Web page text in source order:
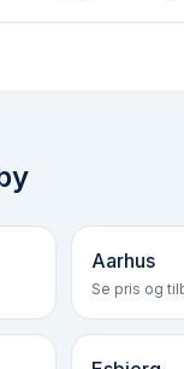
Aarhus
Se pris og